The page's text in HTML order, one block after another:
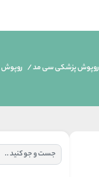
روپوش پزشکی سی مد/